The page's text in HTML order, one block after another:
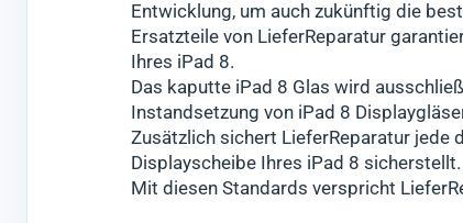
Entwicklung, um auch zukünftig die
Ersatzteile von LieferReparatur
Ihres iPad 8.
Das kaputte iPad 8 Glas wird
Instandsetzung von iPad 8
Zusätzlich sichert LieferReparatur jede
Displayscheibe Ihres iPad 8 sicherstellt.
Mit diesen Standards verspricht